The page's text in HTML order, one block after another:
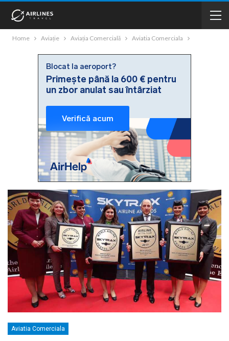
Home Aviație Aviația Comercială Aviatia Comerciala
Aviatia Comerciala